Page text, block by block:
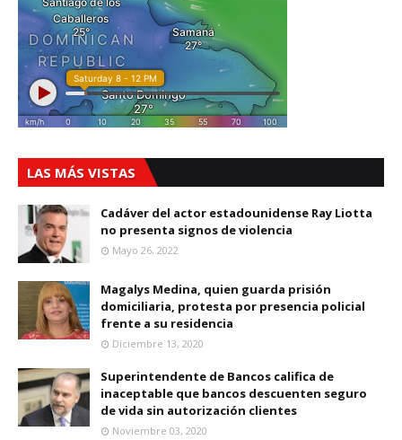
LAS MÁS VISTAS
Cadáver del actor estadounidense Ray Liotta
no presenta signos de violencia
Mayo 26, 2022
Magalys Medina, quien guarda prisión
domiciliaria, protesta por presencia policial
frente a su residencia
Diciembre 13, 2020
Superintendente de Bancos califica de
inaceptable que bancos descuenten seguro
de vida sin autorización clientes
Noviembre 03, 2020